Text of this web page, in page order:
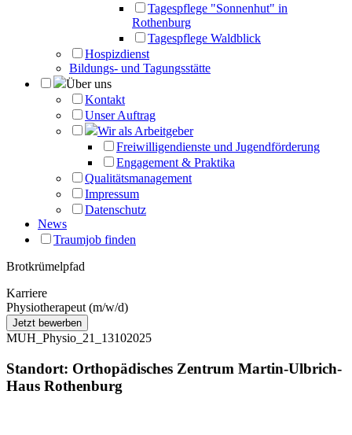
Tagespflege "Sonnenhut" in
Rothenburg
Tagespflege Waldblick
Hospizdienst
Bildungs- und Tagungsstätte
Über uns
Kontakt
Unser Auftrag
Wir als Arbeitgeber
Freiwilligendienste und Jugendförderung
Engagement & Praktika
Qualitätsmanagement
Impressum
Datenschutz
News
Traumjob finden
Brotkrümelpfad
Karriere
Physiotherapeut (m/w/d)
MUH_Physio_21_13102025
Standort: Orthopädisches Zentrum Martin-Ulbrich-
Haus Rothenburg